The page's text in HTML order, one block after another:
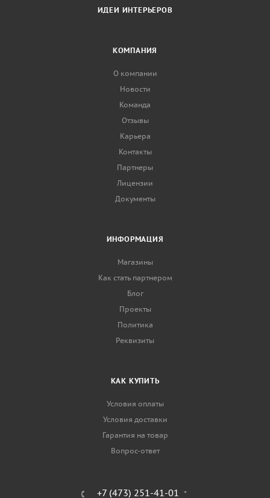
ИДЕИ ИНТЕРЬЕРОВ
КОМПАНИЯ
О компании
Новости
Команда
Отзывы
Карьера
Контакты
Партнеры
Лицензии
Документы
ИНФОРМАЦИЯ
Магазины
Как стать партнером
Блог
Проекты
Политика
Реквизиты
КАК КУПИТЬ
Условия оплаты
Условия доставки
Гарантия на товар
Вопрос-ответ
+7 (473) 251-41-01